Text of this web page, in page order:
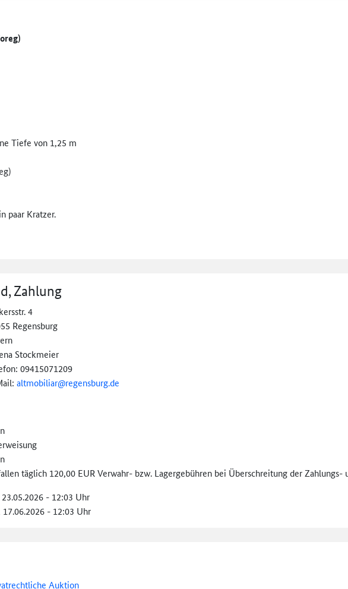
Tiefe von 1,25 m
paar Kratzer.
Zahlung
4
Regensburg
Stockmeier
09415071209
altmobiliar@regensburg.de
täglich 120,00 EUR Verwahr- bzw. Lagergebühren bei Überschreitung der Zahlungs-
23.05.2026 - 12:03 Uhr
17.06.2026 - 12:03 Uhr
Auktion